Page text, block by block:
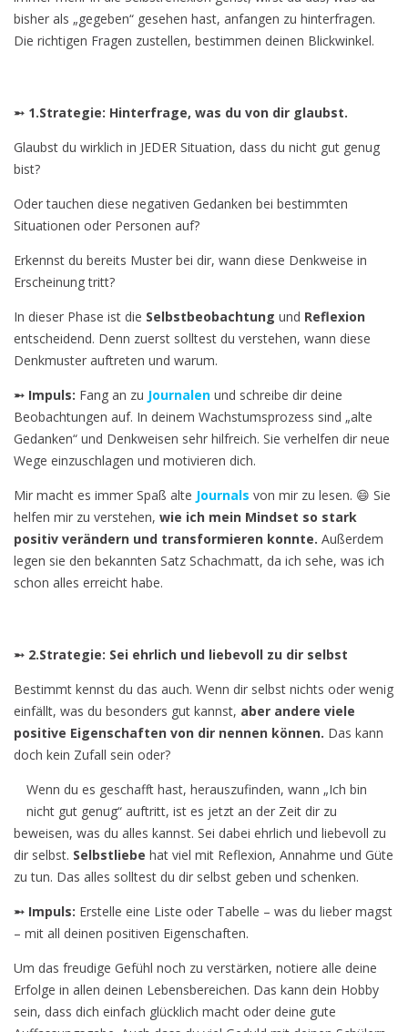
bisher als „gegeben“ gesehen hast, anfangen zu hinterfragen.
Die richtigen Fragen zustellen, bestimmen deinen Blickwinkel.
➵ 1.Strategie: Hinterfrage, was du von dir glaubst.
Glaubst du wirklich in JEDER Situation, dass du nicht gut genug
bist?
Oder tauchen diese negativen Gedanken bei bestimmten
Situationen oder Personen auf?
Erkennst du bereits Muster bei dir, wann diese Denkweise in
Erscheinung tritt?
In dieser Phase ist die Selbstbeobachtung und Reflexion
entscheidend. Denn zuerst solltest du verstehen, wann diese
Denkmuster auftreten und warum.
➵ Impuls: Fang an zu Journalen und schreibe dir deine
Beobachtungen auf. In deinem Wachstumsprozess sind „alte
Gedanken“ und Denkweisen sehr hilfreich. Sie verhelfen dir neue
Wege einzuschlagen und motivieren dich.
Mir macht es immer Spaß alte Journals von mir zu lesen. 😄 Sie
helfen mir zu verstehen, wie ich mein Mindset so stark
positiv verändern und transformieren konnte. Außerdem
legen sie den bekannten Satz Schachmatt, da ich sehe, was ich
schon alles erreicht habe.
➵ 2.Strategie: Sei ehrlich und liebevoll zu dir selbst
Bestimmt kennst du das auch. Wenn dir selbst nichts oder wenig
einfällt, was du besonders gut kannst, aber andere viele
positive Eigenschaften von dir nennen können. Das kann
doch kein Zufall sein oder?
Wenn du es geschafft hast, herauszufinden, wann „Ich bin
nicht gut genug“ auftritt, ist es jetzt an der Zeit dir zu
beweisen, was du alles kannst. Sei dabei ehrlich und liebevoll zu
dir selbst. Selbstliebe hat viel mit Reflexion, Annahme und Güte
zu tun. Das alles solltest du dir selbst geben und schenken.
➵ Impuls: Erstelle eine Liste oder Tabelle – was du lieber magst
– mit all deinen positiven Eigenschaften.
Um das freudige Gefühl noch zu verstärken, notiere alle deine
Erfolge in allen deinen Lebensbereichen. Das kann dein Hobby
sein, dass dich einfach glücklich macht oder deine gute